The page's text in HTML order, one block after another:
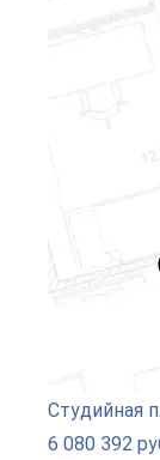
Студийная
6 080 392